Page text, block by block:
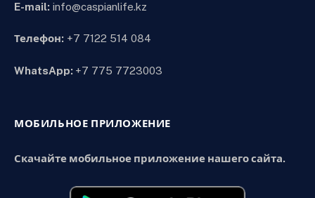
E-mail: info@caspianlife.kz
Телефон: +7 7122 514 084
WhatsApp: +7 775 7723003
МОБИЛЬНОЕ ПРИЛОЖЕНИЕ
Скачайте мобильное приложение нашего сайта.